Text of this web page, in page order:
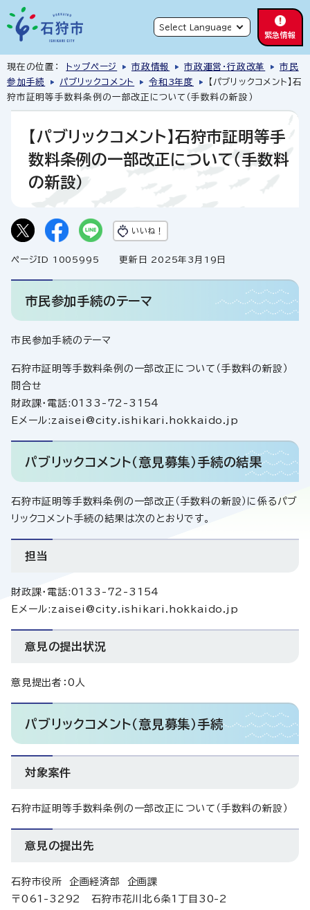
緊急情報
現在の位置： トップページ 市政情報 市政運営・行政改革
市民
参加手続
パブリックコメント 令和3年度
【パブリックコメント】石
狩市証明等手数料条例の一部改正について（手数料の新設）
【パブリックコメント】石狩市証明等手
数料条例の一部改正について（手数料
の新設）
いいね！
ページID 1005995 更新日 2025年3月19日
市民参加手続のテーマ
市民参加手続のテーマ
石狩市証明等手数料条例の一部改正について（手数料の新設）
問合せ
財政課・電話:0133-72-3154
Eメール:zaisei@city.ishikari.hokkaido.jp
パブリックコメント（意見募集）手続の結果
石狩市証明等手数料条例の一部改正（手数料の新設）に係るパブ
リックコメント手続の結果は次のとおりです。
担当
財政課・電話:0133-72-3154
Eメール:zaisei@city.ishikari.hokkaido.jp
意見の提出状況
意見提出者：0人
パブリックコメント（意見募集）手続
対象案件
石狩市証明等手数料条例の一部改正について（手数料の新設）
意見の提出先
石狩市役所 企画経済部 企画課
〒061-3292 石狩市花川北6条1丁目30-2